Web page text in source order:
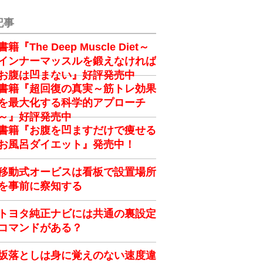
事
籍『The Deep Muscle Diet～
ンナーマッスルを鍛えなければ
腹は凹まない』好評発売中
籍『超回復の真実～筋トレ効果
最大化する科学的アプローチ
』好評発売中
籍『お腹を凹ますだけで痩せる
風呂ダイエット』発売中！
動式オービスは看板で設置場所
事前に察知する
ヨタ純正ナビには共通の裏設定
マンドがある？
落としは身に覚えのない速度違